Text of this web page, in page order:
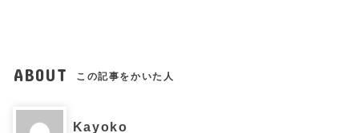
ABOUT この記事をかいた人
Kayoko